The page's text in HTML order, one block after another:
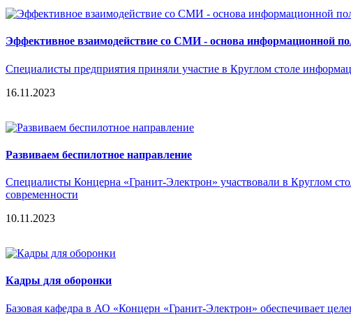
Эффективное взаимодействие со СМИ - основа информационной
Специалисты предприятия приняли участие в Круглом столе
16.11.2023
Развиваем беспилотное направление
Специалисты Концерна «Гранит-Электрон» участвовали в Круглом
современности
10.11.2023
Кадры для оборонки
Базовая кафедра в АО «Концерн «Гранит-Электрон» обеспечивает